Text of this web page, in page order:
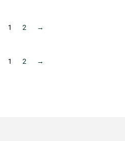
zzgl.
MwSt
1 2 →
1 2 →